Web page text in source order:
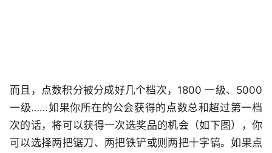
而且，点数积分被分成好几个档次，1800 一级、5000
一级……如果你所在的公会获得的点数总和超过第一档
次的话，将可以获得一次选奖品的机会（如下图），你
可以选择两把锯刀、两把铁铲或则两把十字镐。如果点